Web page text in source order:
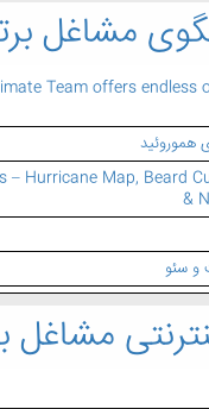
مشاغل
Team offers endless
هموروئید
– Hurricane Map, Beard
&
و سئو
مشاغل